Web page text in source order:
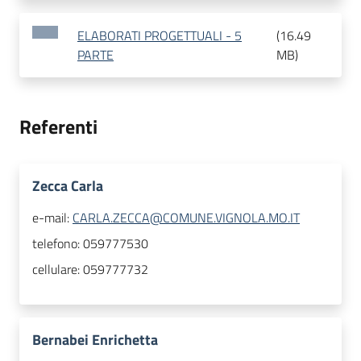
ELABORATI PROGETTUALI - 5
PARTE
(16.49
MB)
Referenti
Zecca Carla
e-mail: CARLA.ZECCA@COMUNE.VIGNOLA.MO.IT
telefono:059777530
cellulare:059777732
Bernabei Enrichetta